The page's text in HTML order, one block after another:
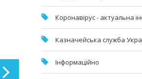
Коронавірус - актуальна
Казначейська служба
Інформаційно